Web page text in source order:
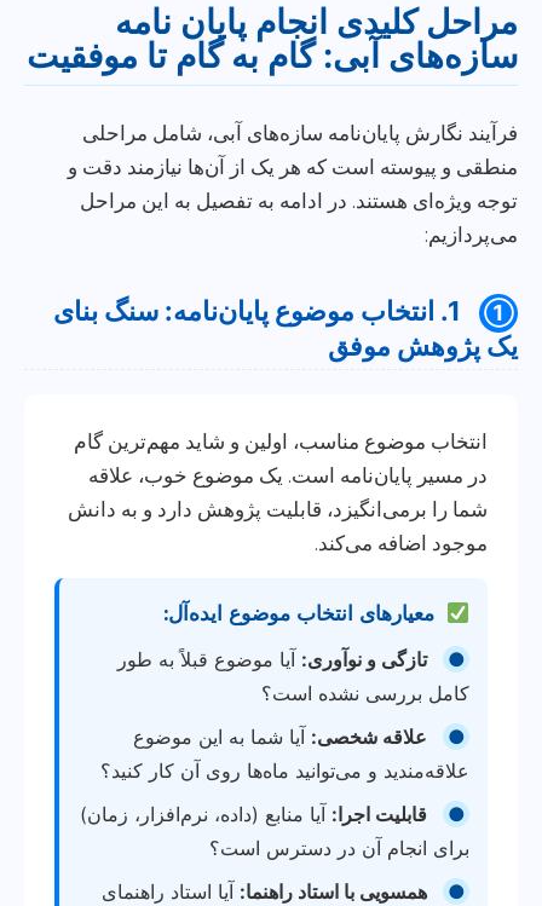
مراحل کلیدی انجام پایان نامه
سازه‌های آبی: گام به گام تا موفقیت
فرآیند نگارش پایان‌نامه سازه‌های آبی، شامل مراحلی
منطقی و پیوسته است که هر یک از آن‌ها نیازمند دقت و
توجه ویژه‌ای هستند. در ادامه به تفصیل به این مراحل
می‌پردازیم:
①
1. انتخاب موضوع پایان‌نامه: سنگ بنای
یک پژوهش موفق
انتخاب موضوع مناسب، اولین و شاید مهم‌ترین گام
در مسیر پایان‌نامه است. یک موضوع خوب، علاقه
شما را برمی‌انگیزد، قابلیت پژوهش دارد و به دانش
موجود اضافه می‌کند.
معیارهای انتخاب موضوع ایده‌آل:
●
تازگی و نوآوری: آیا موضوع قبلاً به طور
کامل بررسی نشده است؟
●
علاقه شخصی: آیا شما به این موضوع
علاقه‌مندید و می‌توانید ماه‌ها روی آن کار کنید؟
●
قابلیت اجرا: آیا منابع (داده، نرم‌افزار، زمان)
برای انجام آن در دسترس است؟
●
همسویی با استاد راهنما: آیا استاد راهنمای